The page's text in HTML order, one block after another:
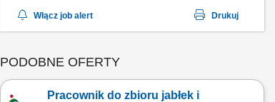
Włącz job alert Drukuj
PODOBNE OFERTY
Pracownik do zbioru jabłek i